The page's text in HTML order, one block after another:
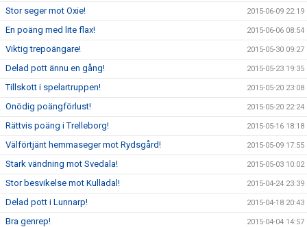
Stor seger mot Oxie! 2015-06-09 22:19
En poäng med lite flax! 2015-06-06 08:54
Viktig trepoängare! 2015-05-30 09:27
Delad pott ännu en gång! 2015-05-23 19:35
Tillskott i spelartruppen! 2015-05-20 23:08
Onödig poängförlust! 2015-05-20 22:24
Rättvis poäng i Trelleborg! 2015-05-16 18:18
Välförtjänt hemmaseger mot Rydsgård! 2015-05-09 17:55
Stark vändning mot Svedala! 2015-05-03 10:02
Stor besvikelse mot Kulladal! 2015-04-24 23:39
Delad pott i Lunnarp! 2015-04-18 20:43
Bra genrep! 2015-04-04 14:57